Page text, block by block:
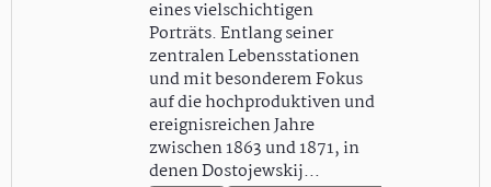
eines vielschichtigen
Porträts. Entlang seiner
zentralen Lebensstationen
und mit besonderem Fokus
auf die hochproduktiven und
ereignisreichen Jahre
zwischen 1863 und 1871, in
denen Dostojewskij…